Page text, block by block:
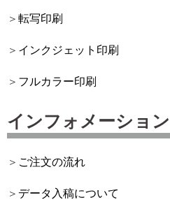
転写印刷
インクジェット印刷
フルカラー印刷
インフォメーション
ご注文の流れ
データ入稿について